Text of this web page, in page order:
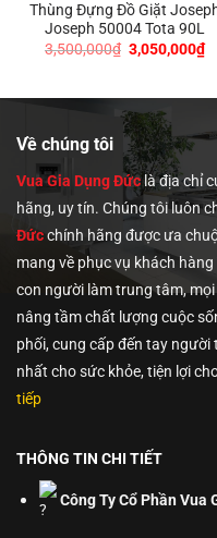
Thùng Đựng Đồ Giặt
Joseph 50004 Tota 90L
3,500,000₫ Giá
gốc
3,050,000₫
Về chúng tôi
Vua Gia Dụng Đứclà địa chỉ
hãng, uy tín. Chúng tôiluôn
Đứcchính hãng được ưa
mang về phục vụ khách
con người làm trung tâm,
nâng tầm chất lượng cuộc
phối, cung cấp đến tay
nhất cho sức khỏe, tiện lợi
tiếp
THÔNG TIN CHI TIẾT
Công Ty Cổ Phần Vua